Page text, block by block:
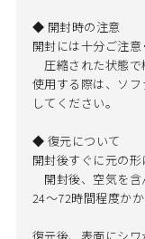
◆ 開封時の注意
開封には十分ご注意
圧縮された状態で
使用する際は、ソ
してください。
◆ 復元について
開封後すぐに元の形
開封後、空気を含
24～72時間程度か